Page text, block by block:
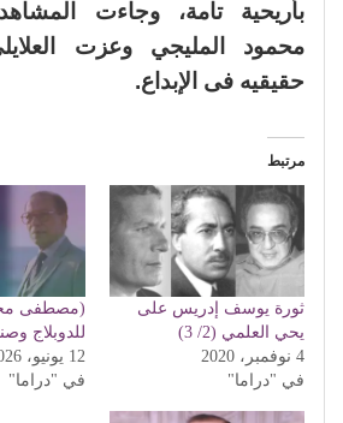
بأريحية تامة، وجاءت
محمود المليجي وعزت
حقيقيه فى الإبداع.
مرتبط
ثورة يوسف إدريس على
يحي العلمي (2/ 3)
4 نوفمبر، 2020
في "دراما"
(مصطفى
للدوبلاج
12 يونيو، 2026
في "دراما"